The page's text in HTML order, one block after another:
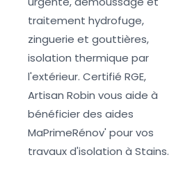
traitement hydrofuge,
zinguerie et gouttières,
isolation thermique par
l'extérieur. Certifié RGE,
Artisan Robin vous aide à
bénéficier des aides
MaPrimeRénov' pour vos
travaux d'isolation à Stains.